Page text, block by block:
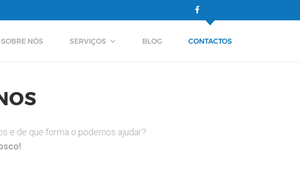
SOBRE NÓS SERVIÇOS BLOG CONTACTOS
e de que forma o podemos ajudar?